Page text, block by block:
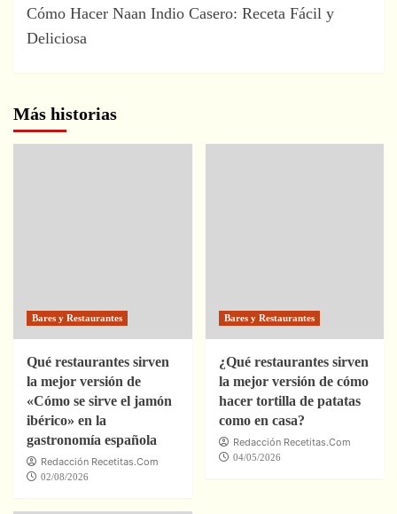
Cómo Hacer Naan Indio Casero: Receta Fácil y
Deliciosa
Más historias
Bares y Restaurantes
Qué restaurantes sirven
la mejor versión de
«Cómo se sirve el jamón
ibérico» en la
gastronomía española
Redacción Recetitas.Com
02/08/2026
Bares y Restaurantes
¿Qué restaurantes sirven
la mejor versión de cómo
hacer tortilla de patatas
como en casa?
Redacción Recetitas.Com
04/05/2026